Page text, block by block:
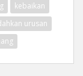
kebaikan
urusan